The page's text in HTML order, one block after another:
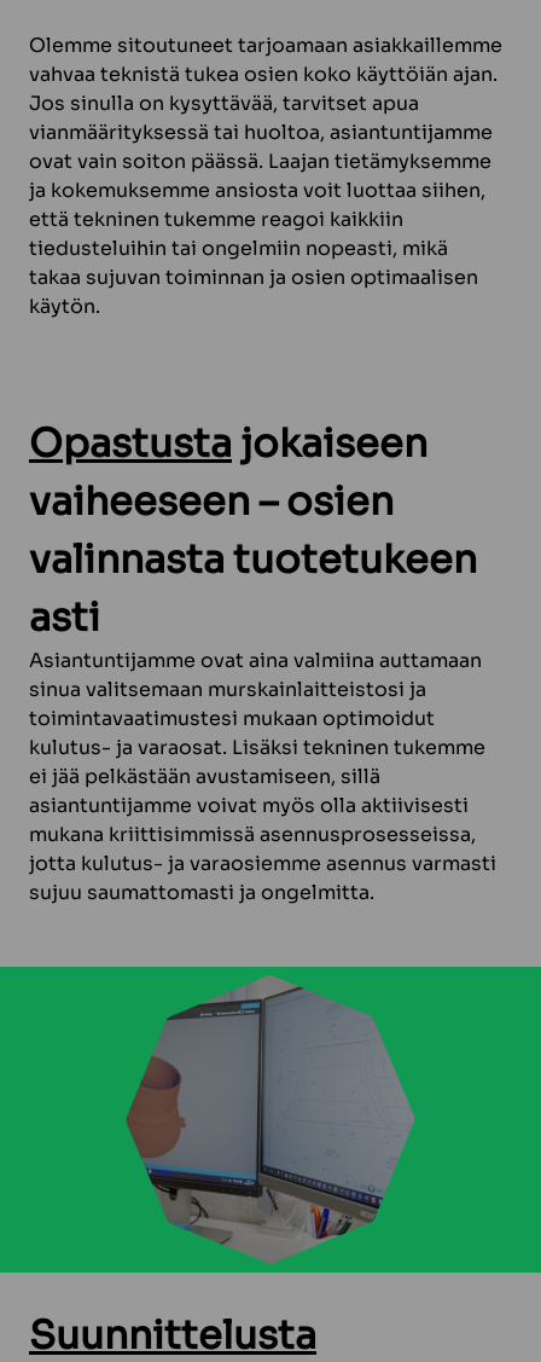
Olemme sitoutuneet tarjoamaan asiakkaillemme
vahvaa teknistä tukea osien koko käyttöiän ajan.
Jos sinulla on kysyttävää, tarvitset apua
vianmäärityksessä tai huoltoa, asiantuntijamme
ovat vain soiton päässä. Laajan tietämyksemme
ja kokemuksemme ansiosta voit luottaa siihen,
että tekninen tukemme reagoi kaikkiin
tiedusteluihin tai ongelmiin nopeasti, mikä
takaa sujuvan toiminnan ja osien optimaalisen
käytön.
Opastusta jokaiseen
vaiheeseen – osien
valinnasta tuotetukeen
asti
Asiantuntijamme ovat aina valmiina auttamaan
sinua valitsemaan murskainlaitteistosi ja
toimintavaatimustesi mukaan optimoidut
kulutus- ja varaosat. Lisäksi tekninen tukemme
ei jää pelkästään avustamiseen, sillä
asiantuntijamme voivat myös olla aktiivisesti
mukana kriittisimmissä asennusprosesseissa,
jotta kulutus- ja varaosiemme asennus varmasti
sujuu saumattomasti ja ongelmitta.
Suunnittelusta